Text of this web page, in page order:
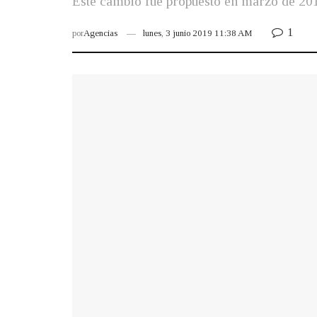
porAgencias lunes, 3 junio 2019 11:38 AM 1